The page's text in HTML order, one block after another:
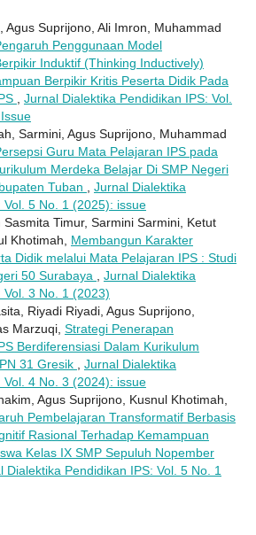
Agus Suprijono, Ali Imron, Muhammad
Penggunaan Model
Induktif (Thinking Inductively)
Berpikir Kritis Peserta Didik Pada
Jurnal Dialektika Pendidikan IPS: Vol.
Sarmini, Agus Suprijono, Muhammad
Guru Mata Pelajaran IPS pada
Merdeka Belajar Di SMP Negeri
Tuban
Jurnal Dialektika
Vol. 5 No. 1 (2025): issue
Sasmita Timur, Sarmini Sarmini, Ketut
Khotimah, Membangun Karakter
Didik melalui Mata Pelajaran IPS : Studi
50 Surabaya
Jurnal Dialektika
Vol. 3 No. 1 (2023)
Riyadi Riyadi, Agus Suprijono,
Marzuqi, Strategi Penerapan
Berdiferensiasi Dalam Kurikulum
31 Gresik
Jurnal Dialektika
Vol. 4 No. 3 (2024): issue
Agus Suprijono, Kusnul Khotimah,
Pembelajaran Transformatif Berbasis
Rasional Terhadap Kemampuan
Kelas IX SMP Sepuluh Nopember
Dialektika Pendidikan IPS: Vol. 5 No. 1